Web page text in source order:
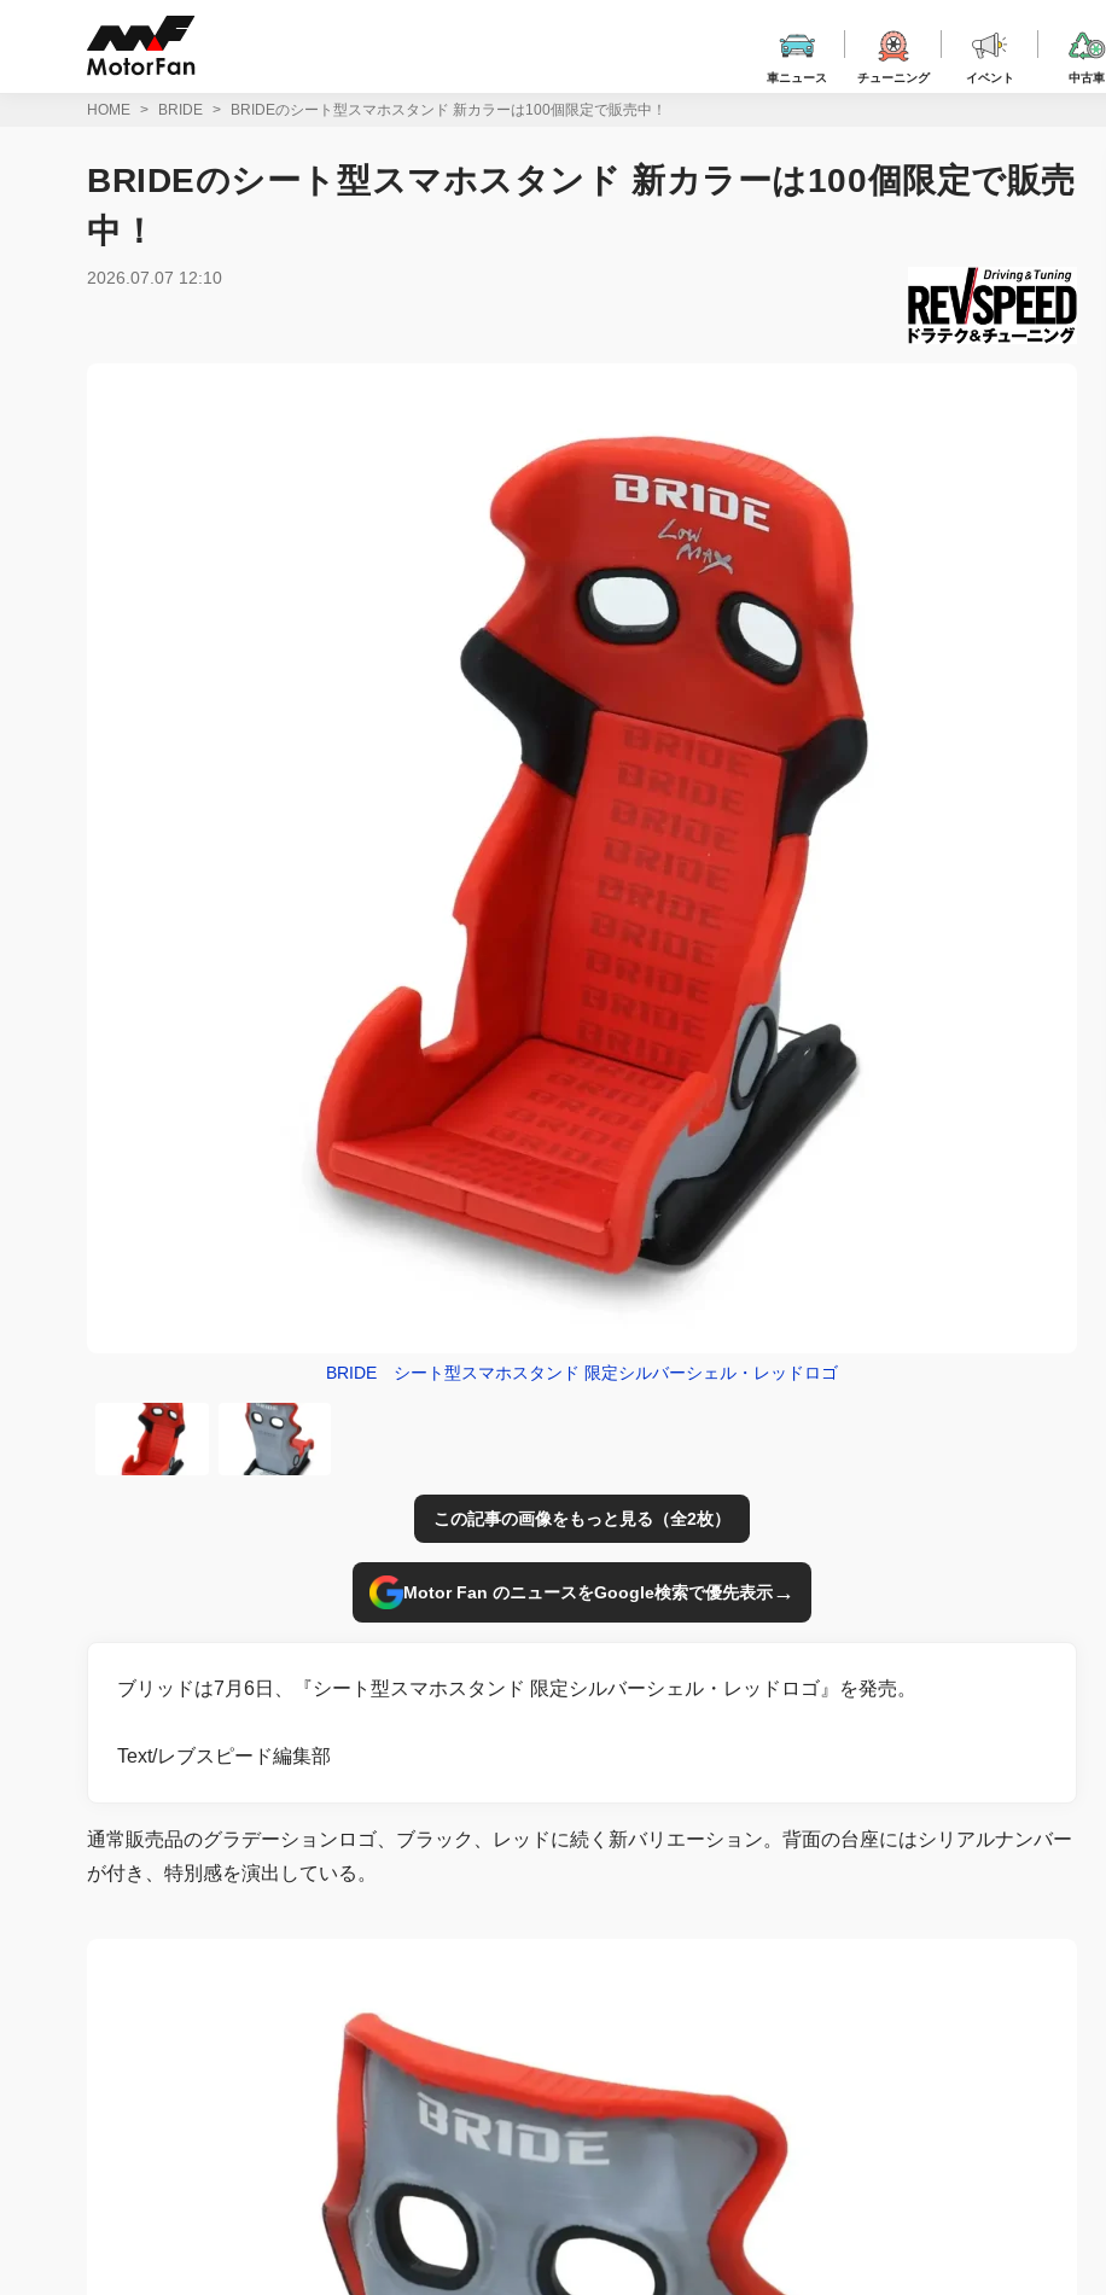
車ニュース チューニング イベント 中古車
HOME BRIDE BRIDEのシート型スマホスタンド 新カラーは100個限定で販売中！
BRIDEのシート型スマホスタンド 新カラーは100個限定で販売
中！
2026.07.07 12:10
BRIDE シート型スマホスタンド 限定シルバーシェル・レッドロゴ
この記事の画像をもっと見る（全2枚）
Motor Fan のニュースをGoogle検索で優先表示→
ブリッドは7月6日、『シート型スマホスタンド 限定シルバーシェル・レッドロゴ』を発売。
Text/レブスピード編集部
通常販売品のグラデーションロゴ、ブラック、レッドに続く新バリエーション。背面の台座にはシリアルナンバー
が付き、特別感を演出している。